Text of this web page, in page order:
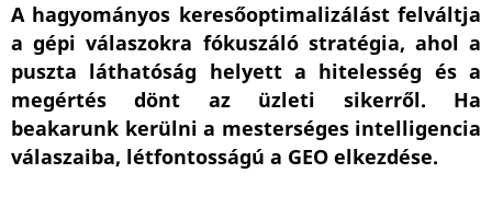
A hagyományos keresőoptimalizálást felváltja
a gépi válaszokra fókuszáló stratégia, ahol a
puszta láthatóság helyett a hitelesség és a
megértés dönt az üzleti sikerről. Ha
beakarunk kerülni a mesterséges intelligencia
válaszaiba, létfontosságú a GEO elkezdése.